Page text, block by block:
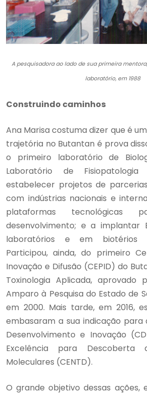
A pesquisadora ao lado de sua primeira
laboratório, em 1988
Construindo caminhos
Ana Marisa costuma dizer que é
trajetória no Butantan é prova
o primeiro laboratório de
Laboratório de Fisiopatologia
estabelecer projetos de
com indústrias nacionais e
plataformas tecnológicas
desenvolvimento; e a implantar
laboratórios e em biotérios
Participou, ainda, do primeiro
Inovação e Difusão (CEPID) do
Toxinologia Aplicada, aprovado
Amparo à Pesquisa do Estado de
em 2000. Mais tarde, em 2016,
embasaram a sua indicação para
Desenvolvimento e Inovação
Excelência para Descoberta
Moleculares (CENTD).
O grande objetivo dessas ações,